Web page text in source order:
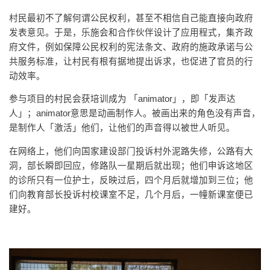
村民最初不了解何谓公民权利，甚至不相信自己能直接向政府
发表意见。于是，乐施会和合作伙伴设计了应用程式，集齐政
府文件，例如保障公民权利的宪法条文、政府的施政承诺与公
共服务标准，让村民有根有据地提出诉求，也促进了官员的行
动效率。
参与项目的村民会获培训成为 「animator」，即「发声达
人」；animator意思是动画制作人。被画出来的角色没有声音，
是制作人「激活」他们，让他们的声音得以被世人听见。
在网络上，他们向国家建设部门投诉村外泥路失修，公路有大
洞，部长瞬即回应，修路队一星期后就出现；他们申诉这地区
的诊所只有一位护士，反映过后，四个月后就增加到三位；他
们向教育部长投诉村校课室不足，几个月后，一幢新课室便已
建好。